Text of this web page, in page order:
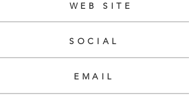
WEB SITE
SOCIAL
EMAIL